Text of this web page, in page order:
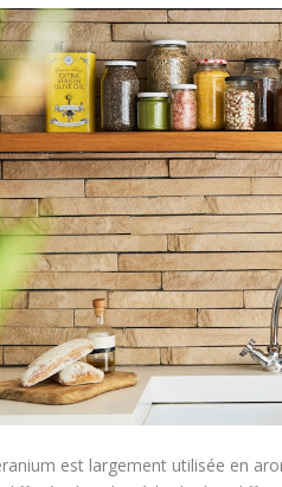
est largement utilisée en